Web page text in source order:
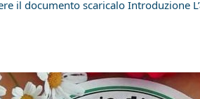
il documento scaricalo Introduzione